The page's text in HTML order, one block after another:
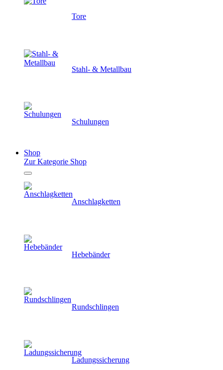
Tore
Stahl- & Metallbau
Schulungen
Shop
Zur Kategorie Shop
Anschlagketten
Hebebänder
Rundschlingen
Ladungssicherung